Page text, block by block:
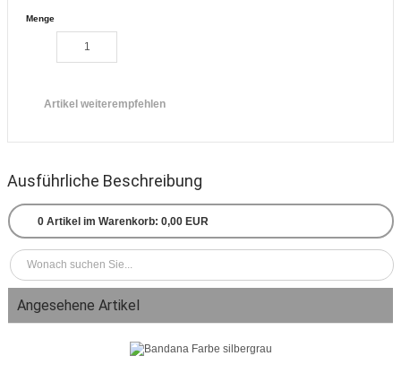
Menge
Artikel weiterempfehlen
Ausführliche Beschreibung
0 Artikel im Warenkorb: 0,00 EUR
Angesehene Artikel